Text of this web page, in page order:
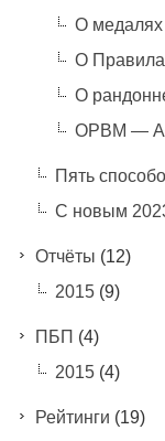
О
О
О
ОРВМ —
Пять
С новым
Отчёты (12)
2015(9)
ПБП (4)
2015(4)
Рейтинги (19)